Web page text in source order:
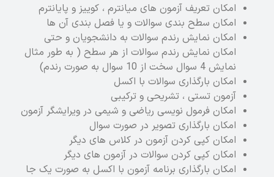
امکان تعریف آزمون های میانترم ، کوییز و پایانترم
امکان سطح بندی سوالات و یا فصل بندی آن ها
امکان نمایش رندم سوالات به دانشجویان و حتی
امکان نمایش رندم سوالات از هر سطح ( به طور مثال
نمایش 4 سوال سخت از 10 سوال به صورت رندم)
امکان بارگذاری سوالات با اکسل
آزمون تستی ، تشریحی و ترکیبی
امکان فرمول نویسی ریاضی و شیمی در ویرایشگر آزمون
امکان بارگذاری تصویر در صورت سوال
امکان کپی کردن آزمون در کلاس های دیگر
امکان کپی کردن سوالات در آزمون های دیگر
امکان بارگذاری برنامه آزمون با اکسل به صورت یک جا